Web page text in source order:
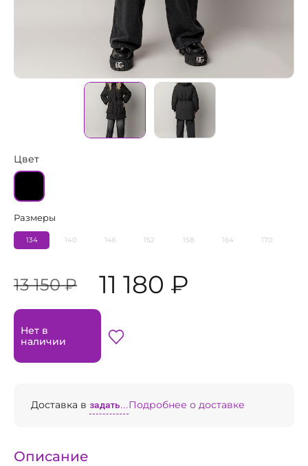
Цвет
Размеры
134 140 146 152 158 164 170
13 150 ₽ 11 180 ₽
Нет в
наличии
Доставка в задать...Подробнее о доставке
Описание